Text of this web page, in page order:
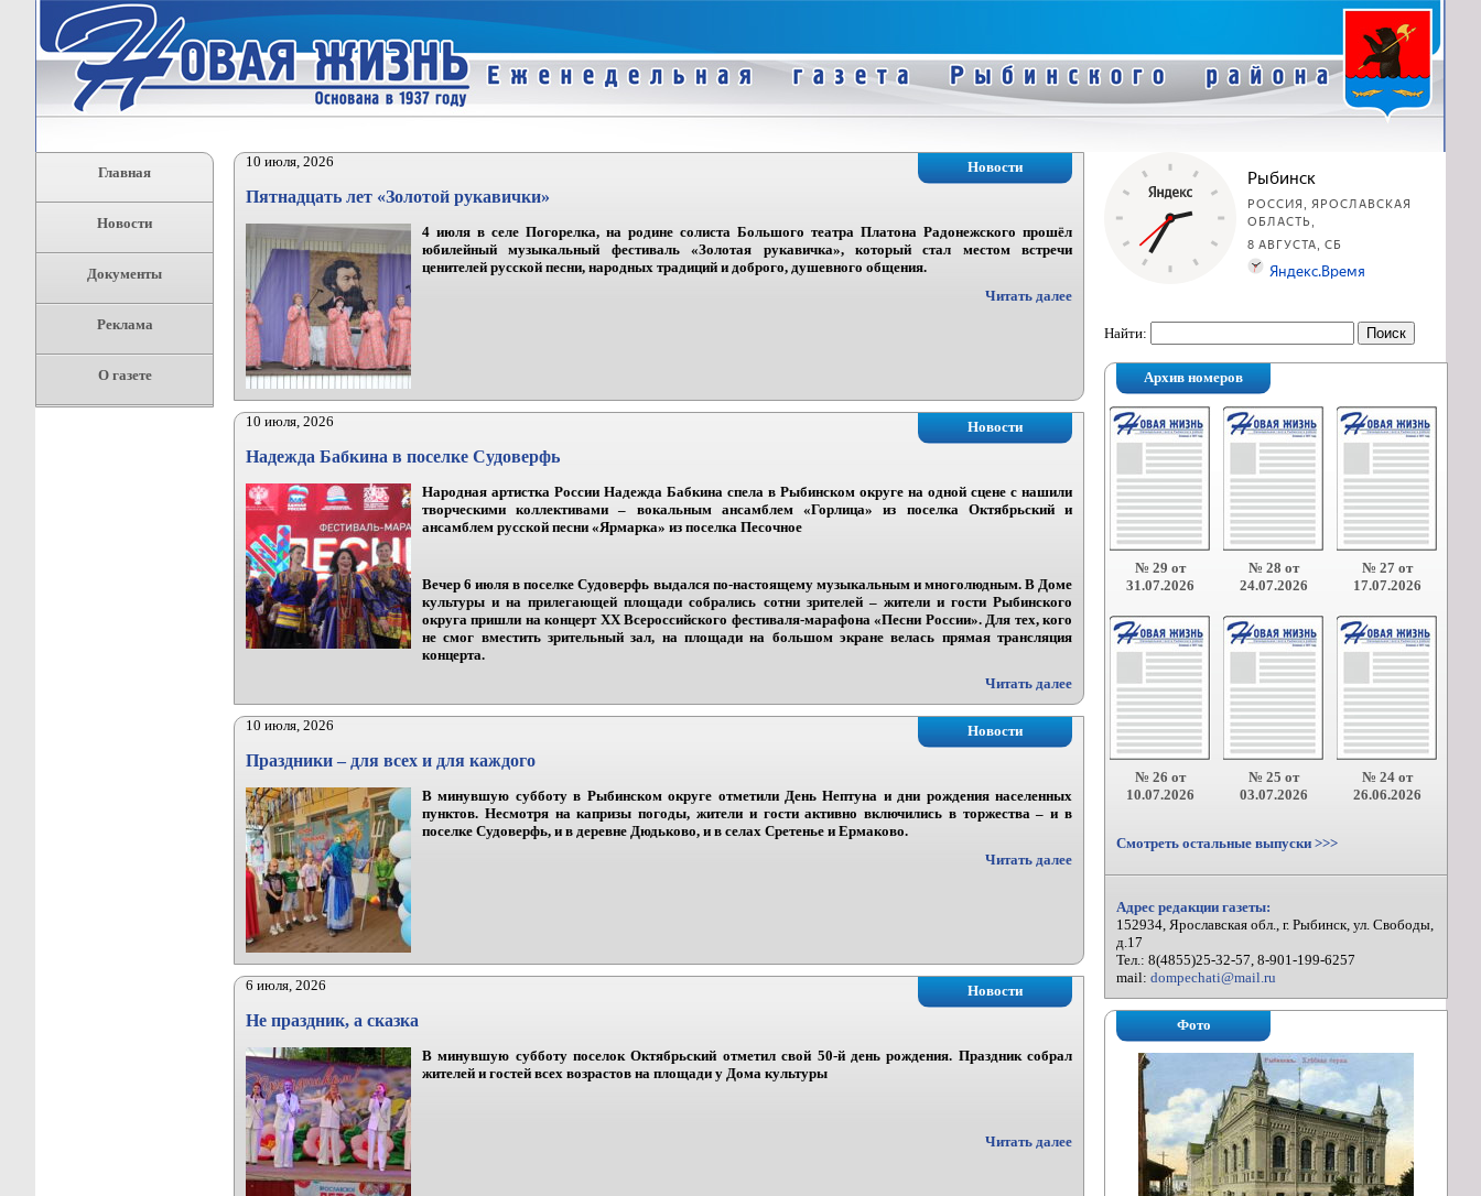
Главная
Новости
Документы
Реклама
О газете
Новости
10 июля, 2026
Пятнадцать лет «Золотой рукавички»
4 июля в селе Погорелка, на родине солиста Большого театра Платона Радонежского прошёл
юбилейный музыкальный фестиваль «Золотая рукавичка», который стал местом встречи
ценителей русской песни, народных традиций и доброго, душевного общения.
Читать далее
Новости
10 июля, 2026
Надежда Бабкина в поселке Судоверфь
Народная артистка России Надежда Бабкина спела в Рыбинском округе на одной сцене с нашили
творческими коллективами – вокальным ансамблем «Горлица» из поселка Октябрьский и
ансамблем русской песни «Ярмарка» из поселка Песочное
Вечер 6 июля в поселке Судоверфь выдался по-настоящему музыкальным и многолюдным. В Доме
культуры и на прилегающей площади собрались сотни зрителей – жители и гости Рыбинского
округа пришли на концерт XX Всероссийского фестиваля-марафона «Песни России». Для тех, кого
не смог вместить зрительный зал, на площади на большом экране велась прямая трансляция
концерта.
Читать далее
Новости
10 июля, 2026
Праздники – для всех и для каждого
В минувшую субботу в Рыбинском округе отметили День Нептуна и дни рождения населенных
пунктов. Несмотря на капризы погоды, жители и гости активно включились в торжества – и в
поселке Судоверфь, и в деревне Дюдьково, и в селах Сретенье и Ермаково.
Читать далее
Новости
6 июля, 2026
Не праздник, а сказка
В минувшую субботу поселок Октябрьский отметил свой 50-й день рождения. Праздник собрал
жителей и гостей всех возрастов на площади у Дома культуры
Читать далее
Найти:
Архив номеров
№ 29 от
31.07.2026
№ 28 от
24.07.2026
№ 27 от
17.07.2026
№ 26 от
10.07.2026
№ 25 от
03.07.2026
№ 24 от
26.06.2026
Смотреть остальные выпуски >>>
Адрес редакции газеты:
152934, Ярославская обл., г. Рыбинск, ул. Свободы,
д.17
Тел.: 8(4855)25-32-57, 8-901-199-6257
mail: dompechati@mail.ru
Фото